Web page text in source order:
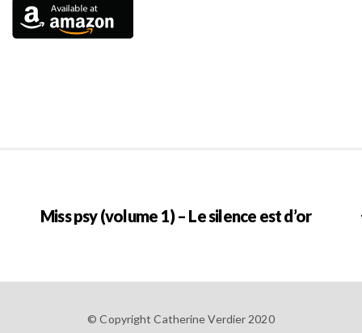
Miss psy (volume 1) – Le silence est d’or
© Copyright Catherine Verdier 2020